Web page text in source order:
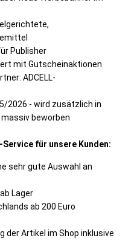
Publisher
mit Gutscheinaktionen
ADCELL-
2026 - wird zusätzlich in
beworben
für unsere Kunden:
sehr gute Auswahl an
Lager
ab 200 Euro
der Artikel im Shop inklusive